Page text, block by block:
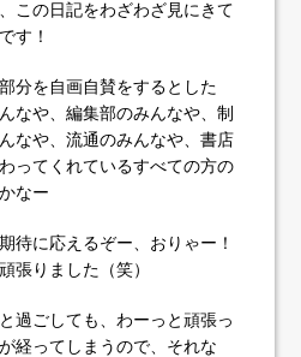
この日記をわざわざ見にきて
す！
分を自画自賛をするとした
なや、編集部のみんなや、制
なや、流通のみんなや、書店
ってくれているすべての方の
なー
待に応えるぞー、おりゃー！
張りました（笑）
過ごしても、わーっと頑張っ
経ってしまうので、それな